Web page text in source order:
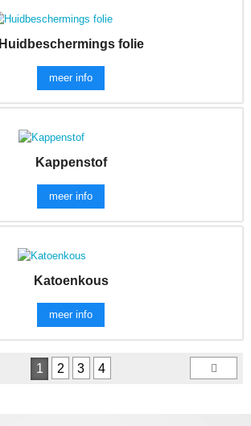
Huidbeschermings folie
meer info
Kappenstof
meer info
Katoenkous
meer info
1 2 3 4